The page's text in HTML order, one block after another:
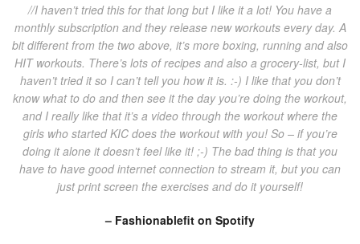
//I haven’t tried this for that long but I like it a lot! You have a
monthly subscription and they release new workouts every day. A
bit different from the two above, it’s more boxing, running and also
HIT workouts. There’s lots of recipes and also a grocery-list, but I
haven’t tried it so I can’t tell you how it is. :-) I like that you don’t
know what to do and then see it the day you’re doing the workout,
and I really like that it’s a video through the workout where the
girls who started KIC does the workout with you! So – if you’re
doing it alone it doesn’t feel like it! ;-) The bad thing is that you
have to have good internet connection to stream it, but you can
just print screen the exercises and do it yourself!
– Fashionablefit on Spotify